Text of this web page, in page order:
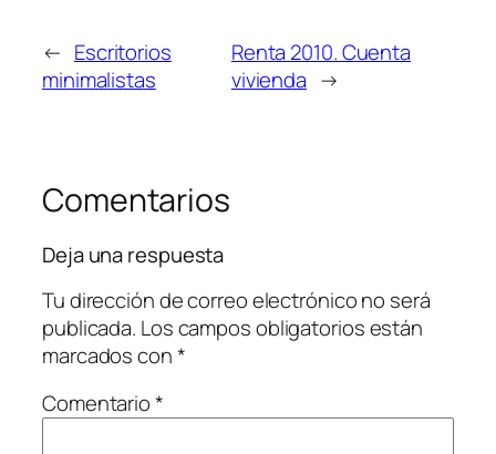
← Escritorios
minimalistas
Renta 2010. Cuenta
vivienda →
Comentarios
Deja una respuesta
Tu dirección de correo electrónico no será
publicada. Los campos obligatorios están
marcados con*
Comentario*